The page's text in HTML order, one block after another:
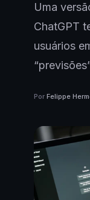
Uma
ChatGPT
usuários
Por Felippe